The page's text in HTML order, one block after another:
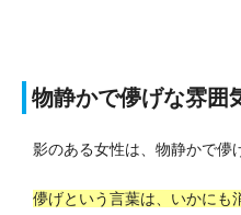
物静かで儚げな雰囲
影のある女性は、物静かで儚
儚げという言葉は、いかにも